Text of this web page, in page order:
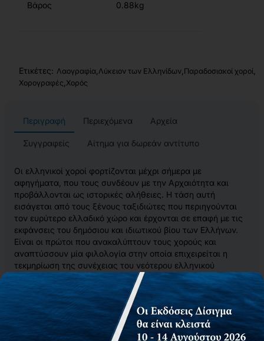
Βάρος 0.88kg
Ετικέτες: Λαογραφία Λύκειον των Ελληνίδων Παραδοσιακοί χοροί
Χορογραφές Χορός
Περιγραφή Περιεχόμενα Αρχεία
Συγγραφείς Αίτημα για δωρεάν αντίτυπο
Οι ελληνικοί χοροί φορτίζονται μέχρι σήμερα με
αφηγήματα, που τους συνδέουν με την Αρχαιότητα και
προβάλλονται ως ιστορικές αλήθειες. Η τάση αυτή
εισάγεται από τους ξένους ταξιδιώτες που περιηγούνται
τον ευρύτερο ελλαδικό χώρο και έρχονται σε επαφή με τις
εκφάνσεις του δημόσιου και ιδιωτικού βίου των Ελλήνων.
Είναι οι πρώτοι που ανακαλύπτουν τους χορούς και
αναπτύσσουν μία φιλολογία στην οποία επιχειρείται η
τεκμηρίωση της συνέχειας του νεότερου ελληνικού
πολιτισμού -και ιδιαίτερα του χορού- με την Αρχαιότητα.
Η ξενόφερτη εξουσία του ανεξάρτητου Ελληνικού Κράτους
και οι νεόφερτοι του έξωθεν ελληνισμού, καθιερώνουν τις
ευρωπαϊκού τύπου χοροεσπερίδες με αποκλειστικά
ευρωπαϊκούς χορούς, με αποτέλεσμα οι τοπικοί χοροί να
περιοριστούν στο αγροτικό περιβάλλον. Ταυτόχρονα, η